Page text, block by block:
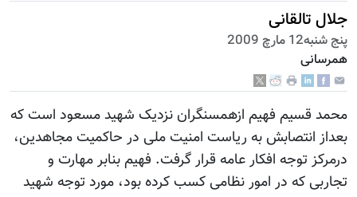
جلال تالقانی
پنج شنبه12 مارچ 2009
همرسانی
محمد قسیم فهیم ازهمسنگران نزدیک شهید مسعود است که
بعداز انتصابش به ریاست امنیت ملی در حاکمیت مجاهدین،
درمرکز توجه افکار عامه قرار گرفت. فهیم بنابر مهارت و
تجاربی که در امور نظامی کسب کرده بود، مورد توجه شهید